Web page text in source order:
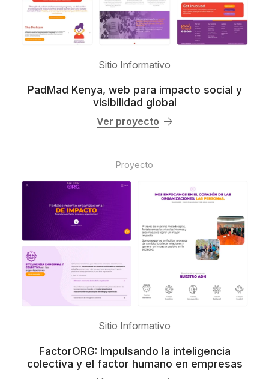
Sitio Informativo
PadMad Kenya, web para impacto social y
visibilidad global
Ver proyecto
Proyecto
Sitio Informativo
FactorORG: Impulsando la inteligencia
colectiva y el factor humano en empresas